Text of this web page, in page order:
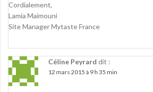
Cordialement,
Lamia Maimouni
Site Manager Mytaste France
Céline Peyrard dit :
12 mars 2015 à 9 h 35 min